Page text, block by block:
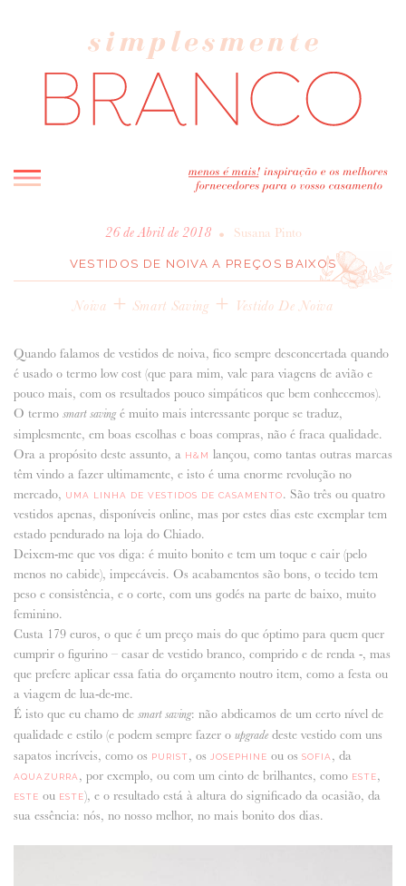
INICIO
BLOG
ENTREVISTAS
CASAVA-ME AQUI!
FORNECEDORES RECOMENDADOS
ANUNCIE CONNOSCO
26 de Abril de 2018 • Susana Pinto
VESTIDOS DE NOIVA A PREÇOS BAIXOS
Noiva + Smart Saving + Vestido De Noiva
Quando falamos de vestidos de noiva, fico sempre desconcertada quando
é usado o termo low cost (que para mim, vale para viagens de avião e
pouco mais, com os resultados pouco simpáticos que bem conhecemos).
O termo smart savingé muito mais interessante porque se traduz,
simplesmente, em boas escolhas e boas compras, não é fraca qualidade.
Ora a propósito deste assunto, a
H&M lançou, como tantas outras marcas
têm vindo a fazer ultimamente, e isto é uma enorme revolução no
mercado,
UMA LINHA DE VESTIDOS DE CASAMENTO. São três ou quatro
vestidos apenas, disponíveis online, mas por estes dias este exemplar tem
estado pendurado na loja do Chiado.
Deixem-me que vos diga: é muito bonito e tem um toque e cair (pelo
menos no cabide), impecáveis. Os acabamentos são bons, o tecido tem
peso e consistência, e o corte, com uns godés na parte de baixo, muito
feminino.
Custa 179 euros, o que é um preço mais do que óptimo para quem quer
cumprir o figurino – casar de vestido branco, comprido e de renda -, mas
que prefere aplicar essa fatia do orçamento noutro item, como a festa ou
a viagem de lua-de-me.
É isto que eu chamo de smart saving: não abdicamos de um certo nível de
qualidade e estilo (e podem sempre fazer o upgrade deste vestido com uns
sapatos incríveis, como os PURIST , os JOSEPHINE ou os SOFIA , da
AQUAZURRA , por exemplo, ou com um cinto de brilhantes, como ESTE,
ESTE ou ESTE), e o resultado está à altura do significado da ocasião, da
sua essência: nós, no nosso melhor, no mais bonito dos dias.